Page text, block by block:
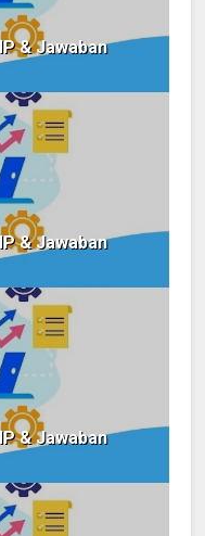
& Jawaban
& Jawaban
& Jawaban